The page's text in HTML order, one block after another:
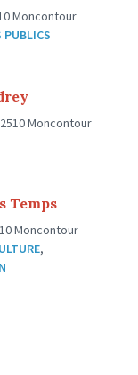
Moncontour
PUBLICS
Moncontour
Temps
Moncontour
,